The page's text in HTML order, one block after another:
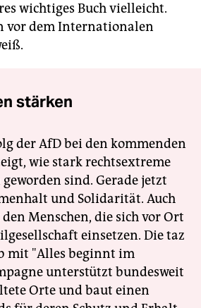
wichtiges Buch vielleicht.
vor dem Internationalen
stärken
der AfD bei den kommenden
wie stark rechtsextreme
sind. Gerade jetzt
und Solidarität. Auch
Menschen, die sich vor Ort
einsetzen. Die taz
mit "Alles beginnt im
unterstützt bundesweit
Orte und baut einen